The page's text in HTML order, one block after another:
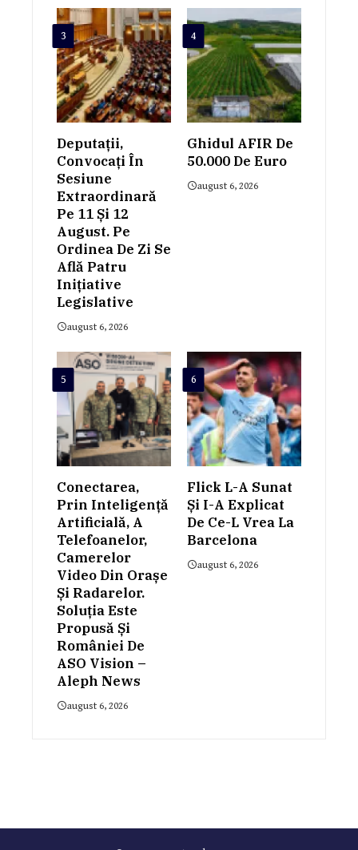
3
Deputații,
Convocați În
Sesiune
Extraordinară
Pe 11 Și 12
August. Pe
Ordinea De Zi Se
Află Patru
Inițiative
Legislative
august 6, 2026
4
Ghidul AFIR De
50.000 De Euro
august 6, 2026
5
Conectarea,
Prin Inteligență
Artificială, A
Telefoanelor,
Camerelor
Video Din Orașe
Și Radarelor.
Soluția Este
Propusă Și
României De
ASO Vision –
Aleph News
august 6, 2026
6
Flick L-A Sunat
Și I-A Explicat
De Ce-L Vrea La
Barcelona
august 6, 2026